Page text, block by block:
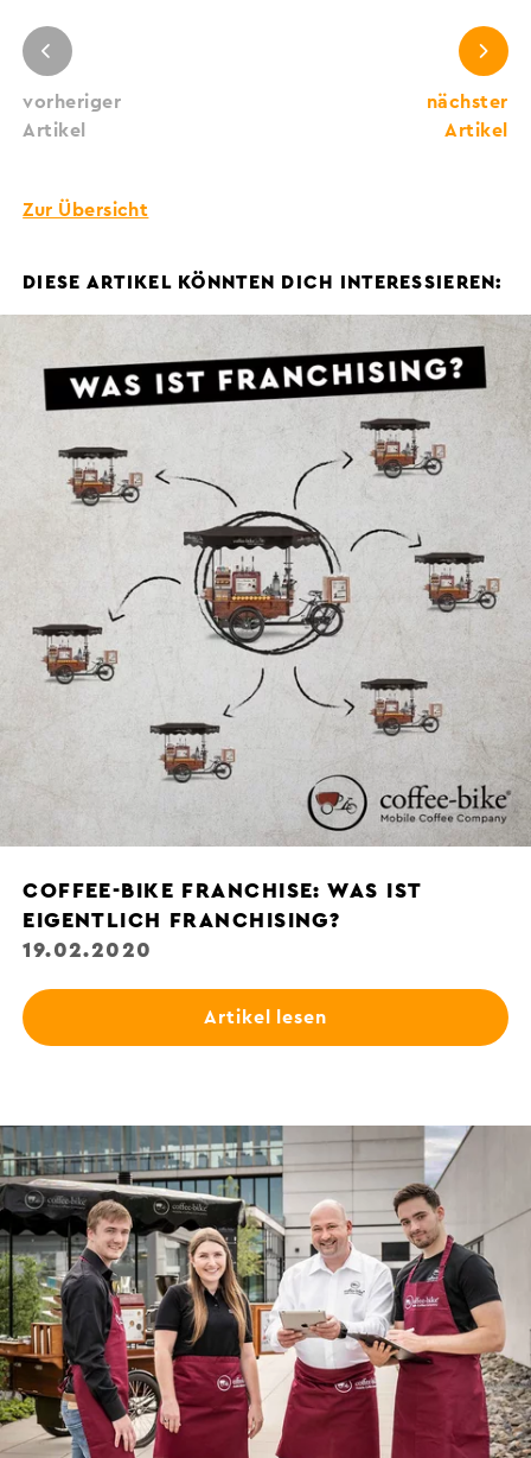
vorheriger
Artikel
nächster
Artikel
Zur Übersicht
DIESE ARTIKEL KÖNNTEN DICH INTERESSIEREN:
COFFEE-BIKE FRANCHISE: WAS IST
EIGENTLICH FRANCHISING?
19.02.2020
Artikel lesen